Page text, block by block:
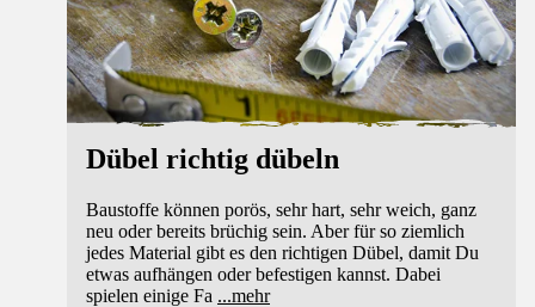
Dübel richtig dübeln
Baustoffe können porös, sehr hart, sehr weich, ganz
neu oder bereits brüchig sein. Aber für so ziemlich
jedes Material gibt es den richtigen Dübel, damit Du
etwas aufhängen oder befestigen kannst. Dabei
spielen einige Fa ...mehr